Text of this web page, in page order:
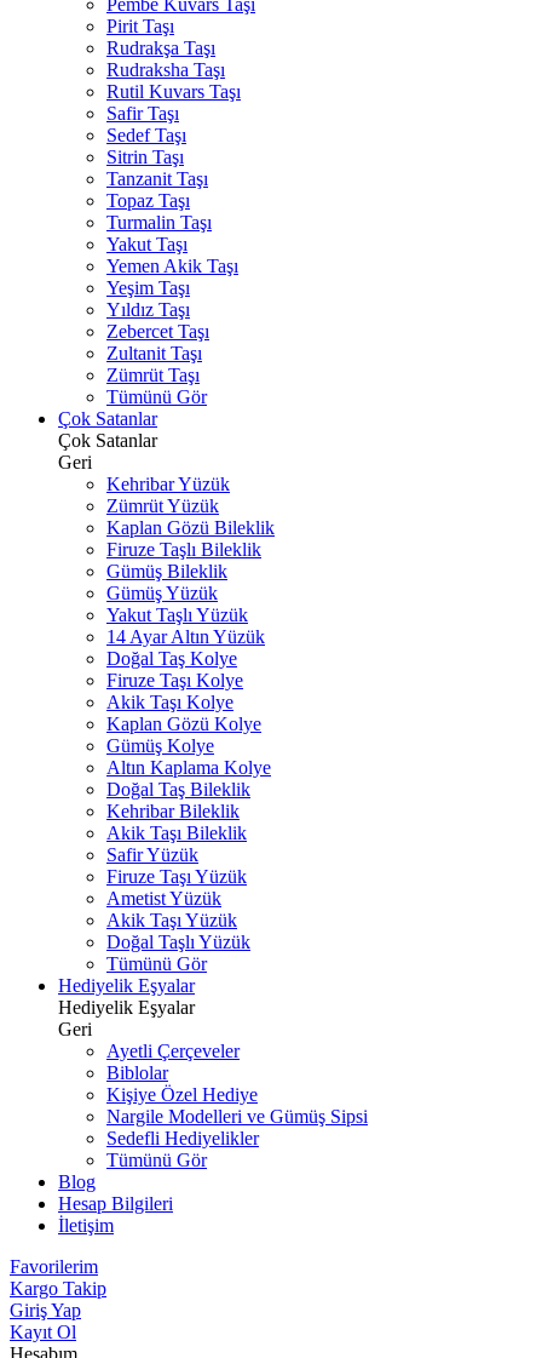
Pembe Kuvars Taşı
Pirit Taşı
Rudrakşa Taşı
Rudraksha Taşı
Rutil Kuvars Taşı
Safir Taşı
Sedef Taşı
Sitrin Taşı
Tanzanit Taşı
Topaz Taşı
Turmalin Taşı
Yakut Taşı
Yemen Akik Taşı
Yeşim Taşı
Yıldız Taşı
Zebercet Taşı
Zultanit Taşı
Zümrüt Taşı
Tümünü Gör
Çok Satanlar
Çok Satanlar
Geri
Kehribar Yüzük
Zümrüt Yüzük
Kaplan Gözü Bileklik
Firuze Taşlı Bileklik
Gümüş Bileklik
Gümüş Yüzük
Yakut Taşlı Yüzük
14 Ayar Altın Yüzük
Doğal Taş Kolye
Firuze Taşı Kolye
Akik Taşı Kolye
Kaplan Gözü Kolye
Gümüş Kolye
Altın Kaplama Kolye
Doğal Taş Bileklik
Kehribar Bileklik
Akik Taşı Bileklik
Safir Yüzük
Firuze Taşı Yüzük
Ametist Yüzük
Akik Taşı Yüzük
Doğal Taşlı Yüzük
Tümünü Gör
Hediyelik Eşyalar
Hediyelik Eşyalar
Geri
Ayetli Çerçeveler
Biblolar
Kişiye Özel Hediye
Nargile Modelleri ve Gümüş Sipsi
Sedefli Hediyelikler
Tümünü Gör
Blog
Hesap Bilgileri
İletişim
Favorilerim
Kargo Takip
Giriş Yap
Kayıt Ol
Hesabım